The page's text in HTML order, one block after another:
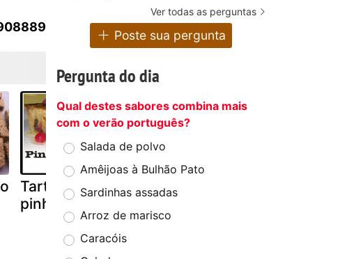
Tarte de
pinhões & mel
Tajine de
ameixas secas
Ver todas as perguntas
Poste sua pergunta
Pergunta do dia
Qual destes sabores combina mais
com o verão português?
Salada de polvo
Amêijoas à Bulhão Pato
Sardinhas assadas
Arroz de marisco
Caracóis